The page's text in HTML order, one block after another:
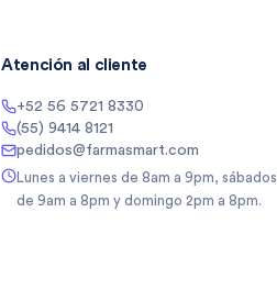
Atención al cliente
+52 56 5721 8330
(55) 9414 8121
pedidos@farmasmart.com
Lunes a viernes de 8am a 9pm, sábados
de 9am a 8pm y domingo 2pm a 8pm.